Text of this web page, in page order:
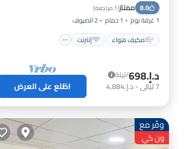
8.0 ممتاز(1 مراجعة )
1 غرفة نوم 1 حمام
2 الضيوف
مكيف هواء
إنترنت
مناسب للأطفال
د.إ.‏698
/ليلة
7ليالي- د.إ.‏4,884 اطّلع على العرض
وفّر مع
ون كي